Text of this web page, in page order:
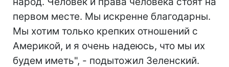
первом месте. Мы искренне благодарны.
Мы хотим только крепких отношений с
Америкой, и я очень надеюсь, что мы их
будем иметь", - подытожил Зеленский.